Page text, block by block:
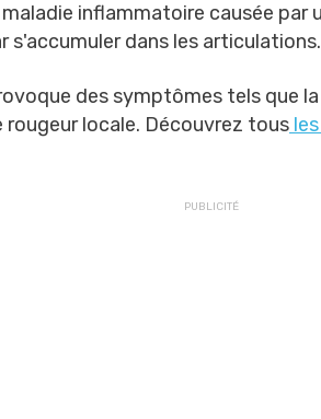
inflammatoire causée par
s'accumuler dans les articulations.
des symptômes tels que
locale. Découvrez tous